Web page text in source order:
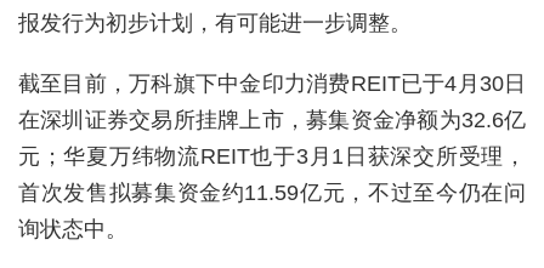
报发行为初步计划，有可能进一步调整。
截至目前，万科旗下中金印力消费REIT已于4月30日
在深圳证券交易所挂牌上市，募集资金净额为32.6亿
元；华夏万纬物流REIT也于3月1日获深交所受理，
首次发售拟募集资金约11.59亿元，不过至今仍在问
询状态中。